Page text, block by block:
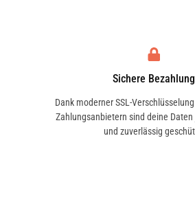
Sichere Bezahlung
Dank moderner SSL-
Zahlungsanbietern sind deine
und zuverlässig